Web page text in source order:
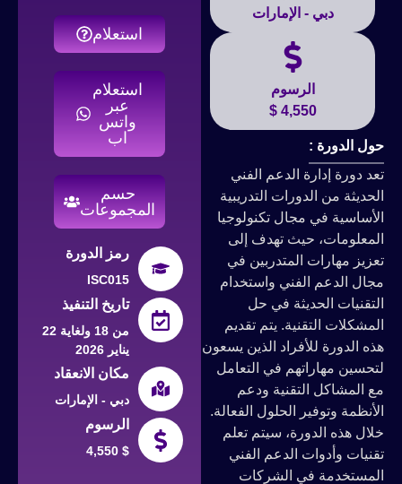
دبي - الإمارات
الرسوم
4,550 $
حول الدورة :
تعد دورة إدارة الدعم الفني
الحديثة من الدورات التدريبية
الأساسية في مجال تكنولوجيا
المعلومات، حيث تهدف إلى
تعزيز مهارات المتدربين في
مجال الدعم الفني واستخدام
التقنيات الحديثة في حل
المشكلات التقنية. يتم تقديم
هذه الدورة للأفراد الذين يسعون
لتحسين مهاراتهم في التعامل
مع المشاكل التقنية ودعم
الأنظمة وتوفير الحلول الفعالة.
خلال هذه الدورة، سيتم تعلم
تقنيات وأدوات الدعم الفني
المستخدمة في الشركات
استعلام
استعلام
عبر
واتس
اب
حسم
المجموعات
رمز الدورة
ISC015
تاريخ التنفيذ
من 18 ولغاية 22
يناير 2026
مكان الانعقاد
دبي - الإمارات
الرسوم
4,550 $